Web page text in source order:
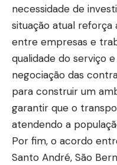
necessidade de
situação atual
entre empresas e
qualidade do serviço
negociação das
para construir um
garantir que o
atendendo a
Por fim, o acordo
Santo André, São